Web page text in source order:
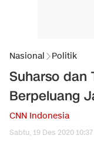
Nasional Politik
Suharso dan
Berpeluang
CNN Indonesia
Sabtu, 19 Des 2020